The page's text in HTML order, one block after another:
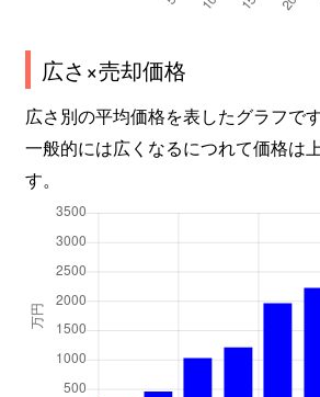
広さ×売却価格
広さ別の平均価格を表したグラフです
一般的には広くなるにつれて価格は
す。